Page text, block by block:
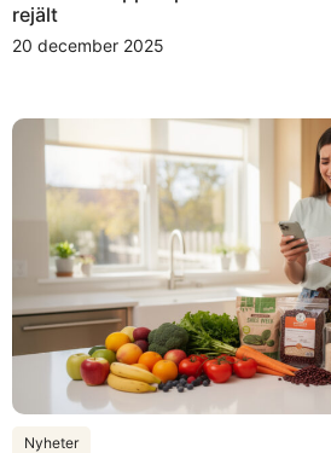
rejält
20 december 2025
Nyheter